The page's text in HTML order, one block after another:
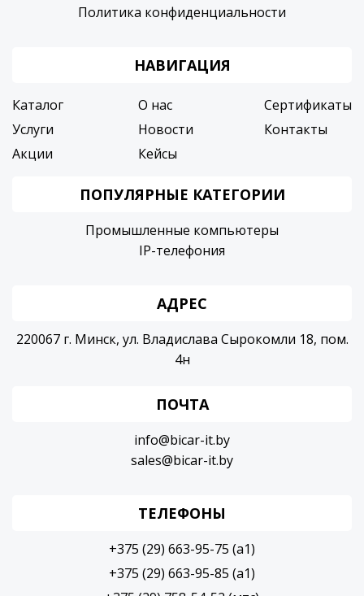
Политика конфиденциальности
НАВИГАЦИЯ
Каталог
Услуги
Акции
О нас
Новости
Кейсы
Сертификаты
Контакты
ПОПУЛЯРНЫЕ КАТЕГОРИИ
Промышленные компьютеры
IP-телефония
АДРЕС
220067 г. Минск, ул. Владислава Сырокомли 18, пом.
4н
ПОЧТА
info@bicar-it.by
sales@bicar-it.by
ТЕЛЕФОНЫ
+375 (29) 663-95-75 (a1)
+375 (29) 663-95-85 (a1)